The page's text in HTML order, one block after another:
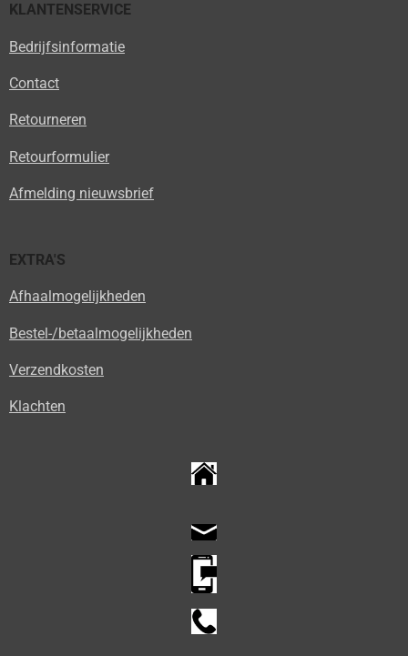
KLANTENSERVICE
Bedrijfsinformatie
Contact
Retourneren
Retourformulier
Afmelding nieuwsbrief
EXTRA'S
Afhaalmogelijkheden
Bestel-/betaalmogelijkheden
Verzendkosten
Klachten